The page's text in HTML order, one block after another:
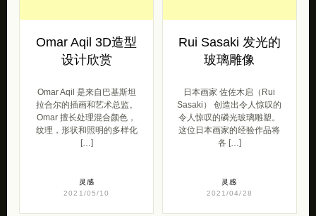
Omar Aqil 3D造型
设计欣赏
Omar Aqil 是来自巴基斯坦
拉合尔的插画和艺术总监。
Omar 擅长处理混合颜色，
纹理，形状和照明的多样化
[…]
灵感
2021/05/10
Rui Sasaki 发光的
玻璃雕像
日本画家 佐佐木启（Rui
Sasaki） 创造出令人惊叹的
令人惊叹的磷光玻璃雕塑。
这位日本画家的经验作品将
各 […]
灵感
2021/04/28